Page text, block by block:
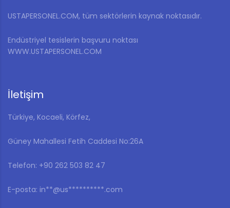
USTAPERSONEL.COM, tüm sektörlerin kaynak noktasıdır.
Endüstriyel tesislerin başvuru noktası
WWW.USTAPERSONEL.COM
İletişim
Türkiye, Kocaeli, Körfez,
Güney Mahallesi Fetih Caddesi No:26A
Telefon: ‎+90 262 503 82 47
E-posta: in**@us**********.com